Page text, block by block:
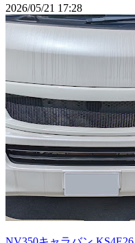
2026/05/21 17:28